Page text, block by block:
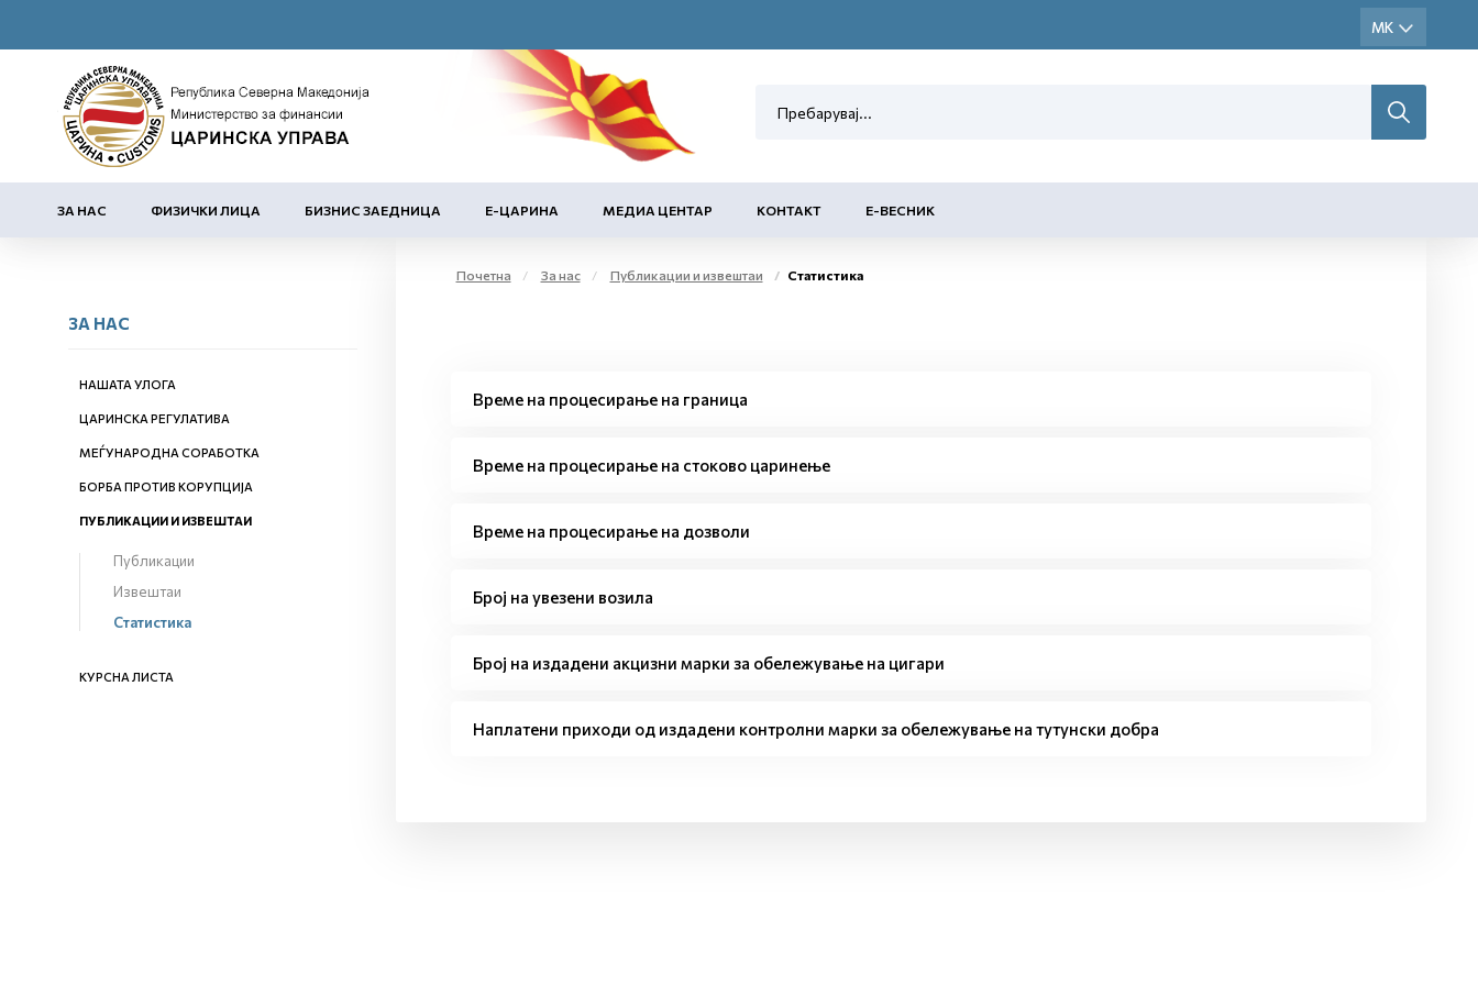
ЗА НАС ФИЗИЧКИ ЛИЦА БИЗНИС ЗАЕДНИЦА Е-ЦАРИНА МЕДИА ЦЕНТАР КОНТАКТ Е-ВЕСНИК
ЗА НАС
НАШАТА УЛОГА
ЦАРИНСКА РЕГУЛАТИВА
МЕЃУНАРОДНА СОРАБОТКА
БОРБА ПРОТИВ КОРУПЦИЈА
ПУБЛИКАЦИИ И ИЗВЕШТАИ
Публикации
Извештаи
Статистика
КУРСНА ЛИСТА
Почетна За нас Публикации и извештаи Статистика
Време на процесирање на граница
Време на процесирање на стоково царинење
Време на процесирање на дозволи
Број на увезени возила
Број на издадени акцизни марки за обележување на цигари
Наплатени приходи од издадени контролни марки за обележување на тутунски добра